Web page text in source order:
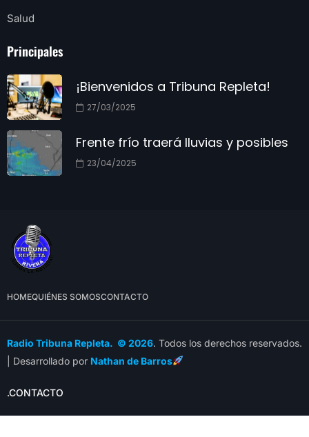
Salud
Principales
¡Bienvenidos a Tribuna Repleta!
27/03/2025
Frente frío traerá lluvias y posibles
23/04/2025
HOMEQUIÉNES SOMOSCONTACTO
Radio Tribuna Repleta. © 2026. Todos los derechos reservados.
| Desarrollado por Nathan de Barros
.CONTACTO